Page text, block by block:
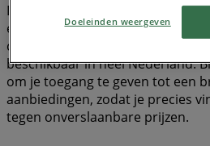
Deze maand, in augustus van het
enthousiast om je de meest
concurrerende aanbiedingen
beschikbaar in heel Nederland.
om je toegang te geven tot een
aanbiedingen, zodat je precies
tegen onverslaanbare prijzen.
Doeleinden weergeven